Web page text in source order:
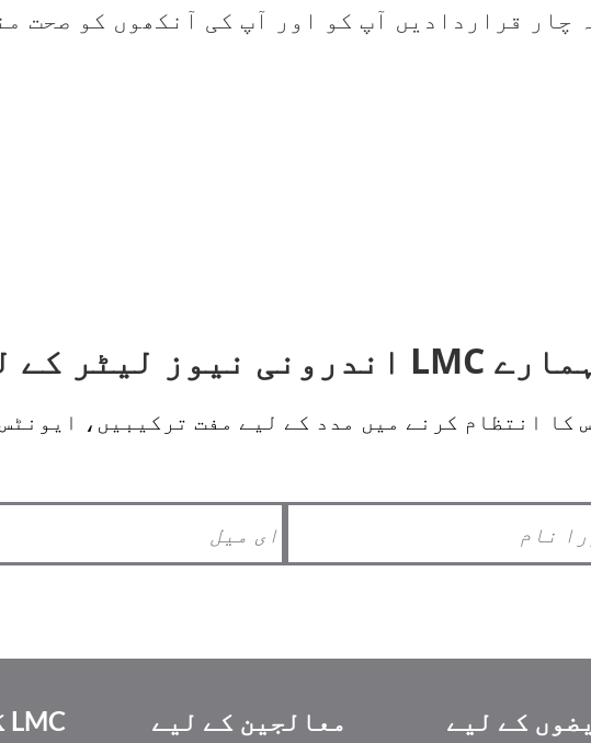
چار قراردادیں آپ کو اور آپ کی آنکھوں کو صحت
ہمارے LMC اندرونی نیوز لیٹر کے لیے سائن اپ کریں!
کا انتظام کرنے میں مدد کے لیے مفت ترکیبیں،
کے لیے معالجین کے لیے LMC کے بارے میں